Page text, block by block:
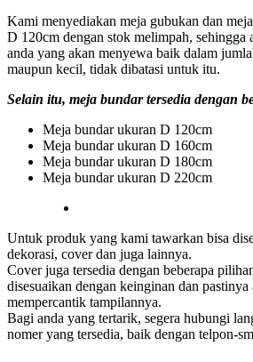
Kami menyediakan meja gubukan dan
D 120cm dengan stok melimpah, sehingga
anda yang akan menyewa baik dalam
maupun kecil, tidak dibatasi untuk itu.
Selain itu, meja bundar tersedia dengan
Meja bundar ukuran D 120cm
Meja bundar ukuran D 160cm
Meja bundar ukuran D 180cm
Meja bundar ukuran D 220cm
Untuk produk yang kami tawarkan bisa
dekorasi, cover dan juga lainnya.
Cover juga tersedia dengan beberapa
disesuaikan dengan keinginan dan pastinya
mempercantik tampilannya.
Bagi anda yang tertarik, segera hubungi
nomer yang tersedia, baik dengan telpon-